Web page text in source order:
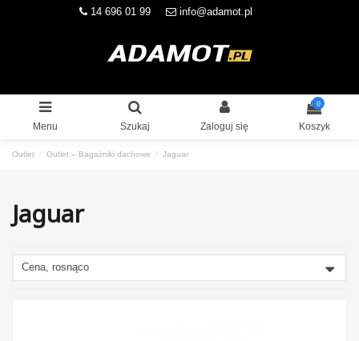
14 696 01 99 info@adamot.pl
Menu Szukaj Zaloguj się
0
Koszyk
Outlet Outlet – Bagażniki dachowe Jaguar
Jaguar
Cena, rosnąco